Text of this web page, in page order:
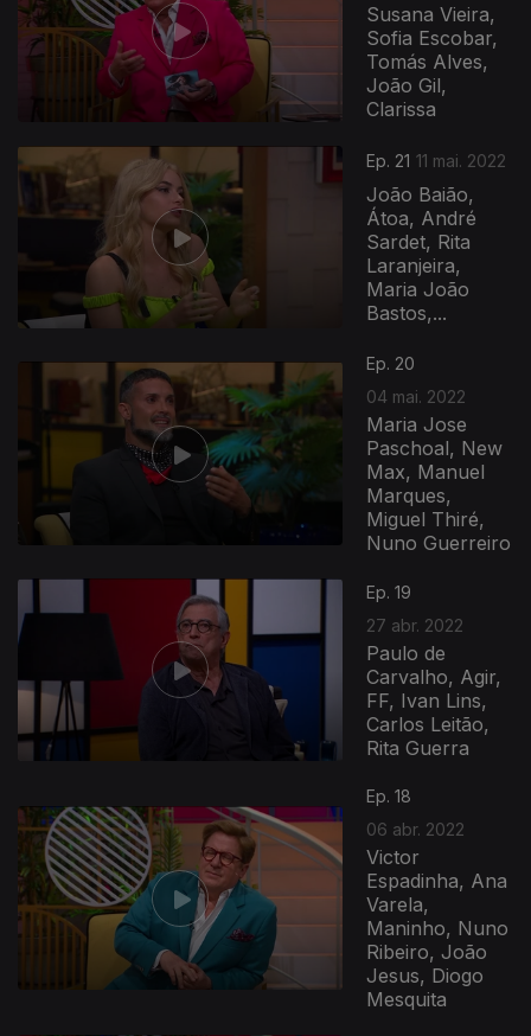
Susana Vieira,
Sofia Escobar,
Tomás Alves,
João Gil,
Clarissa
Ep. 21 11 mai. 2022
João Baião,
Átoa, André
Sardet, Rita
Laranjeira,
Maria João
Bastos,...
Ep. 20
04 mai. 2022
Maria Jose
Paschoal, New
Max, Manuel
Marques,
Miguel Thiré,
Nuno Guerreiro
Ep. 19
27 abr. 2022
Paulo de
Carvalho, Agir,
FF, Ivan Lins,
Carlos Leitão,
Rita Guerra
Ep. 18
06 abr. 2022
Victor
Espadinha, Ana
Varela,
Maninho, Nuno
Ribeiro, João
Jesus, Diogo
Mesquita